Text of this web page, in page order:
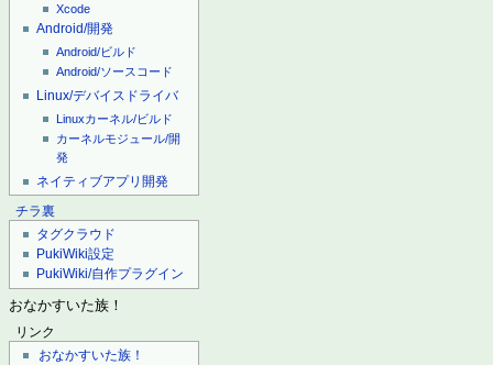
Xcode
Android/開発
Android/ビルド
Android/ソースコード
Linux/デバイスドライバ
Linuxカーネル/ビルド
カーネルモジュール/開
発
ネイティブアプリ開発
チラ裏
タグクラウド
PukiWiki設定
PukiWiki/自作プラグイン
おなかすいた族！
リンク
おなかすいた族！